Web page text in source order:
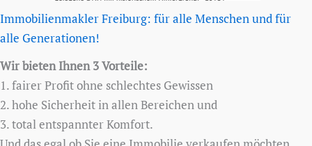
Immobilienmakler Freiburg: für alle Menschen und für
alle Generationen!
Wir bieten Ihnen 3 Vorteile:
1. fairer Profit ohne schlechtes Gewissen
2. hohe Sicherheit in allen Bereichen und
3. total entspannter Komfort.